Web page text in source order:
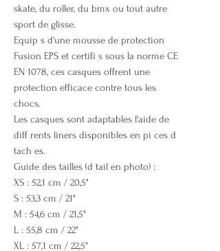
skate, du roller, du bmx ou tout autre
sport de glisse.
Equip s d'une mousse de protection
Fusion EPS et certifi s sous la norme CE
EN 1078, ces casques offrent une
protection efficace contre tous les
chocs.
Les casques sont adaptables l'aide de
diff rents liners disponibles en pi ces d
tach es.
Guide des tailles (d tail en photo) :
XS : 52,1 cm / 20,5"
S : 53,3 cm / 21"
M : 54,6 cm / 21,5"
L : 55,8 cm / 22"
XL : 57,1 cm / 22,5"